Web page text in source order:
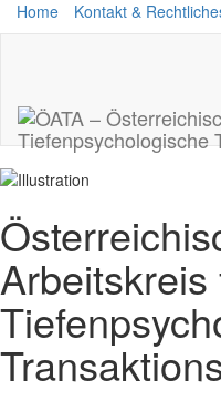
Home Kontakt &
Arbeitskreis